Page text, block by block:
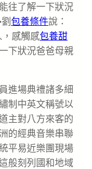
往了解一下狀況
包養條件說：
，感觸感包養甜
下狀況爸爸母親
進場典禮諸多細
制中英文稱號以
主對八方來客的
的經典音樂串聯
平易近樂團現場
般刻列國和地域